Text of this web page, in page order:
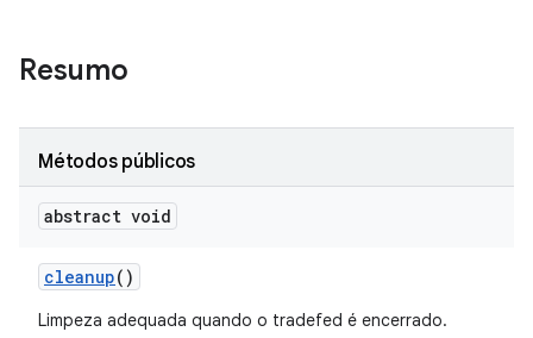
Resumo
Métodos públicos
abstract void
cleanup()
Limpeza adequada quando o tradefed é encerrado.